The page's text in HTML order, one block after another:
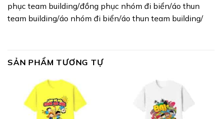
phục team building/đồng phục nhóm đi biển/áo thun
team building/áo nhóm đi biển/áo thun team building/
SẢN PHẨM TƯƠNG TỰ